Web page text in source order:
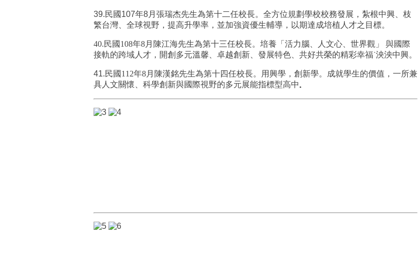
39.民國 107年8月張瑞杰先生為第十二任校長。全方位規劃學校校務發展，紮根中興、枝
繁台灣、全球視野，提高升學率，並加強資優生輔導，以期達成培植人才之目標。
40.民國 108年8月陳江海先生為第十三任校長。培養「活力腦、人文心、世界觀」 與國際
接軌的跨域人才，開創多元溫馨、卓越創新、發展特色、共好共榮的精彩幸福˙泱泱中興。
41.民國 112年8月陳漢銘先生為第十四任校長。用興學，創新學。成就學生的價值，一所兼
具人文關懷、科學創新與國際視野的多元展能指標型高中 。